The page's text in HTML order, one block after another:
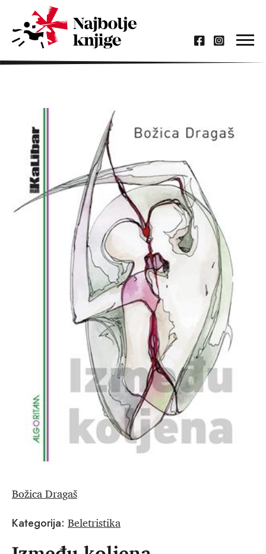
Božica Dragaš
Kategorija: Beletristika